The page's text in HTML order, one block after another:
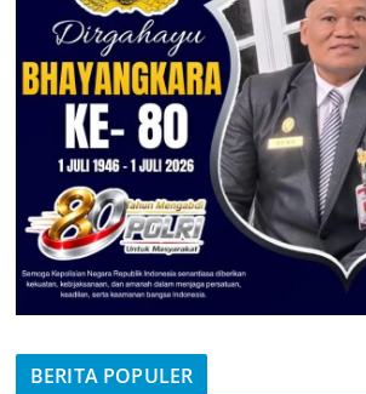
BERITA POPULER